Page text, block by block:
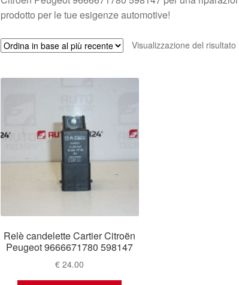
prodotto per le tue esigenze automotive!
Visualizzazione del risultato
Relè candelette Cartier Citroën
Peugeot 9666671780 598147
€ 24.00